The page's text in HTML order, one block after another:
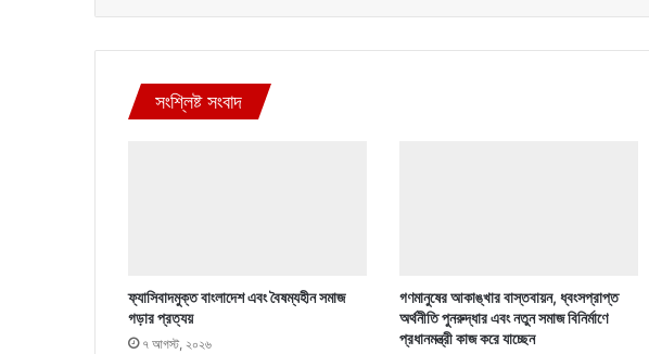
সংশ্লিষ্ট সংবাদ
ফ্যাসিবাদমুক্ত বাংলাদেশ এবং বৈষম্যহীন সমাজ
গড়ার প্রত্যয়
৭ আগস্ট, ২০২৬
গণমানুষের আকাঙ্খার বাস্তবায়ন, ধ্বংসপ্রাপ্ত
অর্থনীতি পুনরুদ্ধার এবং নতুন সমাজ বিনির্মাণে
প্রধানমন্ত্রী কাজ করে যাচ্ছেন